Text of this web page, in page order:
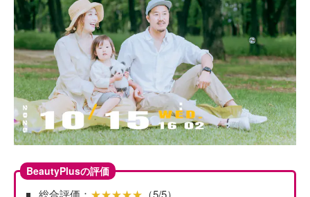
BeautyPlusの評価
総合評価： ★★★★★ （5/5）